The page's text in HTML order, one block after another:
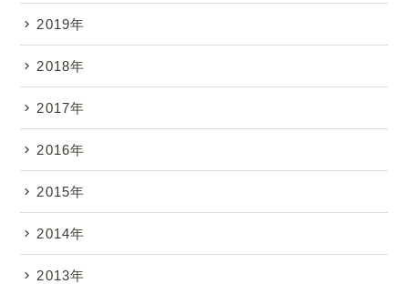
2019年
2018年
2017年
2016年
2015年
2014年
2013年